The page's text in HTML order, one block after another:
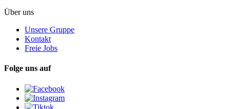
Über uns
Unsere Gruppe
Kontakt
Freie Jobs
Folge uns auf